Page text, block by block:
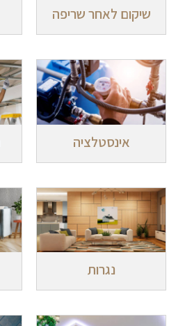
שיקום לאחר שריפה
אינסטלציה
נגרות